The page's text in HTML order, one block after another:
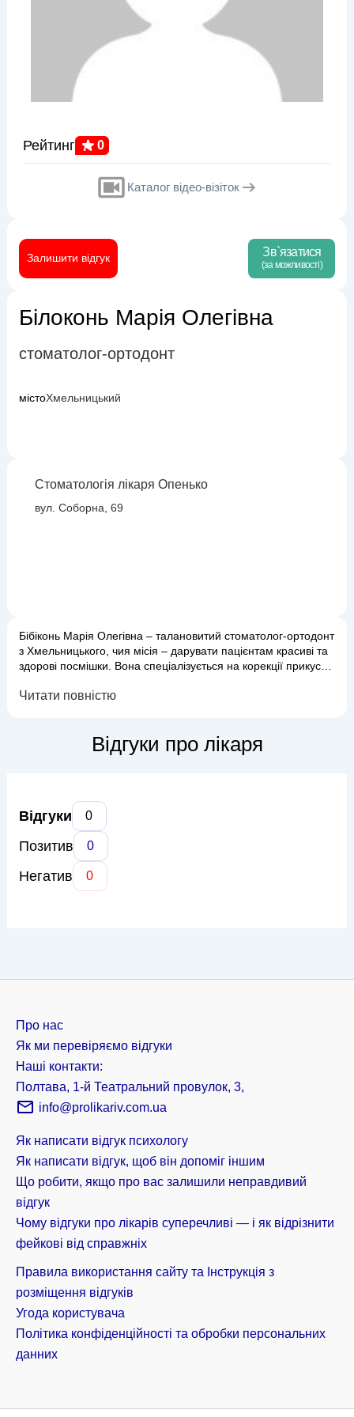
Рейтинг 0
Каталог відео-візіток
Залишити відгук Зв`язатися
(за можливості)
Білоконь Марія Олегівна
стоматолог-ортодонт
містоХмельницький
Стоматологія лікаря Опенько
вул. Соборна, 69
Бібіконь Марія Олегівна – талановитий стоматолог-ортодонт
з Хмельницького, чия місія – дарувати пацієнтам красиві та
здорові посмішки. Вона спеціалізується на корекції прикусу
ортодонтичні технології та матеріали. Мало хто знає, але
Читати повністю
Відгуки про лікаря
Відгуки 0
Позитив 0
Негатив 0
Про нас
Як ми перевіряємо відгуки
Наші контакти:
Полтава, 1-й Театральний провулок, 3,
info@prolikariv.com.ua
Як написати відгук психологу
Як написати відгук, щоб він допоміг іншим
Що робити, якщо про вас залишили неправдивий
відгук
Чому відгуки про лікарів суперечливі — і як відрізнити
фейкові від справжніх
Правила використання сайту та Інструкція з
розміщення відгуків
Угода користувача
Політика конфіденційності та обробки персональних
данних